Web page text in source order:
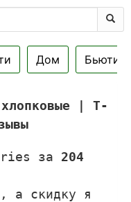
Дом Бьюти
хлопковые | T-
за 204
а скидку я